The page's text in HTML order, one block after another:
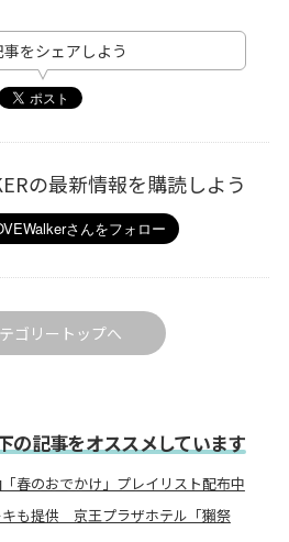
事をシェアしよう
の最新情報を購読しよう
ゴリートップへ
の記事をオススメしています
春のおでかけ」プレイリスト配布中
も提供 京王プラザホテル「獺祭